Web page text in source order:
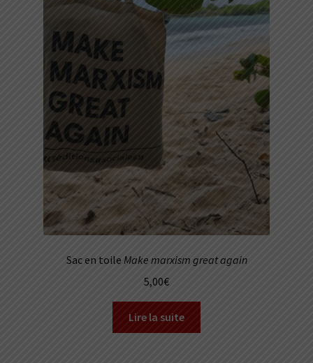
Sac en toile Make marxism great again
5,00€
Lire la suite